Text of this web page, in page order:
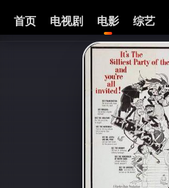
首页 电视剧 电影 综艺